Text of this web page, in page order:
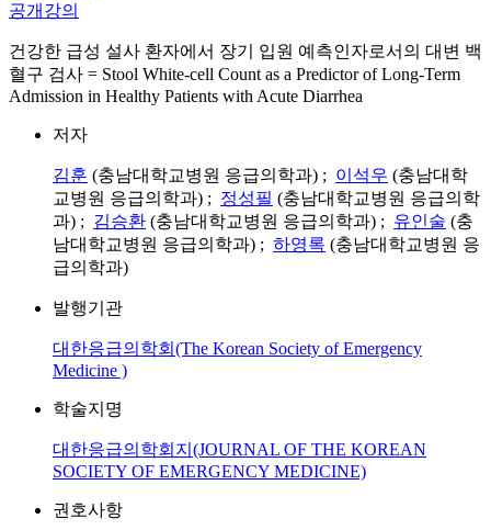
공개강의
건강한 급성 설사 환자에서 장기 입원 예측인자로서의 대변 백
혈구 검사 = Stool White-cell Count as a Predictor of Long-Term
Admission in Healthy Patients with Acute Diarrhea
저자
김훈 (충남대학교병원 응급의학과) ; 이석우 (충남대학
교병원 응급의학과) ; 정성필 (충남대학교병원 응급의학
과) ; 김승환 (충남대학교병원 응급의학과) ; 유인술 (충
남대학교병원 응급의학과) ; 하영록 (충남대학교병원 응
급의학과)
발행기관
대한응급의학회(The Korean Society of Emergency
Medicine )
학술지명
대한응급의학회지(JOURNAL OF THE KOREAN
SOCIETY OF EMERGENCY MEDICINE)
권호사항